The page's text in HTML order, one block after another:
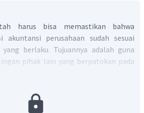
harus bisa memastikan bahwa
akuntansi perusahaan sudah sesuai
berlaku. Tujuannya adalah guna
pihak lain yang berpatokan pada
pemungutan (penetapan)
ketentuan peraturan serta